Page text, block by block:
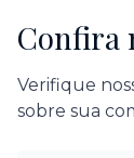
Confira
Verifique
sobre sua